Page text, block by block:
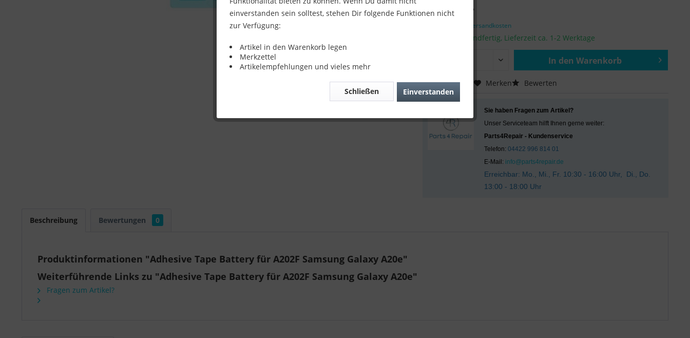
8,90 € *
zzgl. Versandkosten
Sofort versandfertig, Lieferzeit ca. 1-2 Werktage
In den Warenkorb
Vergleichen Merken Bewerten
Sie haben Fragen zum Artikel?
Unser Serviceteam hilft Ihnen gerne weiter:
Parts4Repair - Kundenservice
Telefon:04422 996 814 01
E-Mail: info@parts4repair.de
Erreichbar: Mo., Mi., Fr. 10:30 - 16:00 Uhr, Di., Do.
13:00 - 18:00 Uhr
Beschreibung Bewertungen 0
Produktinformationen "Adhesive Tape Battery für A202F Samsung Galaxy A20e"
Weiterführende Links zu "Adhesive Tape Battery für A202F Samsung Galaxy A20e"
Fragen zum Artikel?
einverstanden sein solltest, stehen Dir folgende Funktionen nicht
zur Verfügung:
Artikel in den Warenkorb legen
Merkzettel
Artikelempfehlungen und vieles mehr
Einverstanden
Schließen